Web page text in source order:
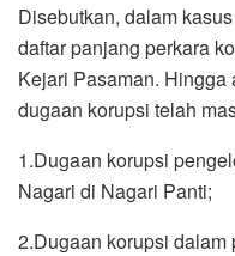
Disebutkan, dalam
daftar panjang perkara
Kejari Pasaman. Hingga
dugaan korupsi telah
1.Dugaan korupsi
Nagari di Nagari Panti;
2.Dugaan korupsi